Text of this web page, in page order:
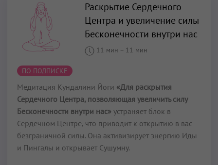
Раскрытие Сердечного
Центра и увеличение силы
Бесконечности внутри нас
11 мин – 11 мин
ПО ПОДПИСКЕ
Медитация Кундалини Йоги «Для раскрытия
Сердечного Центра, позволяющая увеличить силу
Бесконечности внутри нас» устраняет блок в
Сердечном Центре, что приводит к открытию в вас
безграничной силы. Она активизирует энергию Иды
и Пингалы и открывает Сушумну.